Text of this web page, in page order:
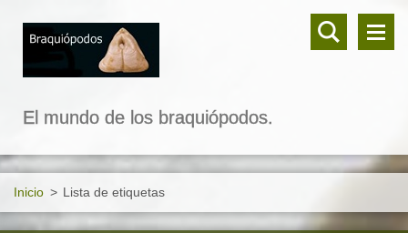
El mundo de los braquiópodos.
Inicio > Lista de etiquetas